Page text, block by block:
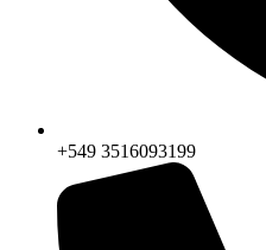
+549 3516093199